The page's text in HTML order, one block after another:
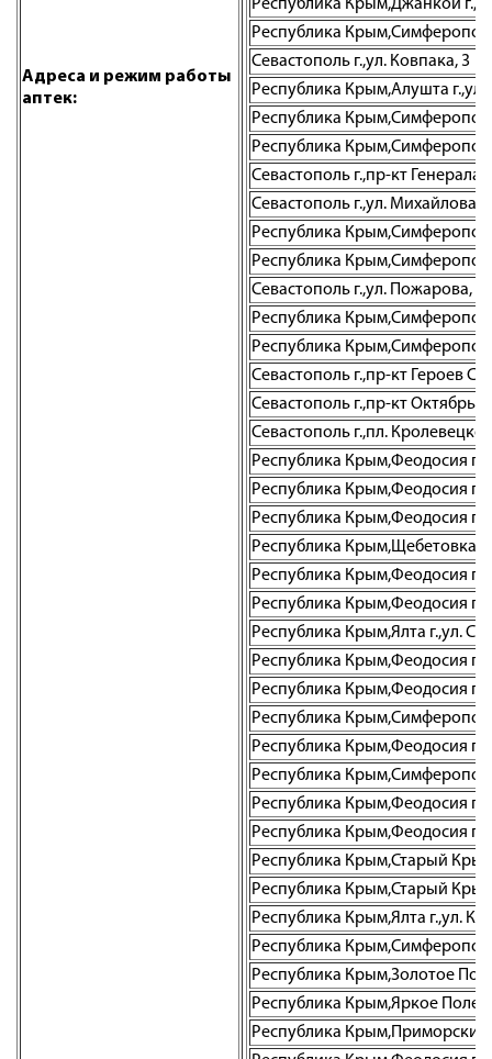
Адреса и режим работы
аптек:
Республика Крым,Джанкой
Республика Крым,Симферополь
Севастополь г.,ул. Ковпака, 3
Республика Крым,Алушта г.,ул.
Республика
Республика
Севастополь г.,пр-кт Генерала
Севастополь г.,ул. Михайлова
Республика
Республика
Севастополь г.,ул. Пожарова,
Республика
Республика
Севастополь г.,пр-кт Героев
Севастополь г.,пр-кт
Севастополь г.,пл.
Республика Крым,Феодосия
Республика Крым,Феодосия
Республика Крым,Феодосия
Республика Крым,Щебетовка
Республика Крым,Феодосия
Республика Крым,Феодосия
Республика Крым,Ялта г.,ул.
Республика Крым,Феодосия
Республика Крым,Феодосия
Республика
Республика Крым,Феодосия
Республика
Республика Крым,Феодосия
Республика Крым,Феодосия
Республика Крым,Старый Крым
Республика Крым,Старый Крым
Республика Крым,Ялта г.,ул.
Республика
Республика Крым,Золотое
Республика Крым,Яркое Поле
Республика Крым,Приморский